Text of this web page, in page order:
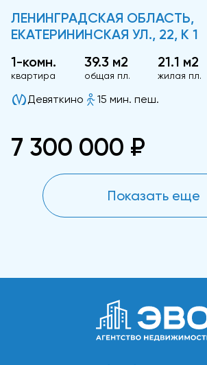
ЛЕНИНГРАДСКАЯ ОБЛАСТЬ,
ЕКАТЕРИНИНСКАЯ УЛ., 22, К 1
1-комн.
квартира
39.3 м2
общая пл.
21.1 м2
жилая пл.
Девяткино 15 мин. пеш.
7 300 000 ₽
Показать еще